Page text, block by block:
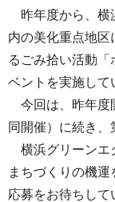
昨年度から、横
内の美化重点地区
るごみ拾い活動
ベントを実施して
今回は、昨年度
同開催）に続き、
横浜グリーンエ
まちづくりの機
応募をお待ちして